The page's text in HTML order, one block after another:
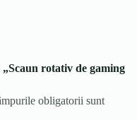
rotativ de gaming
obligatorii sunt